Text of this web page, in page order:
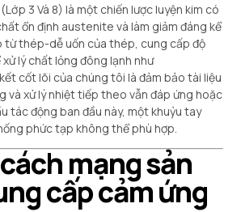
3 Và 8) là một chiến lược luyện kim có
ổn định austenite và làm giảm đáng kể
từ thép-dễ uốn của thép, cung cấp độ
lý chất lỏng đông lạnh như
kết cốt lõi của chúng tôi là đảm bảo tài liệu
và xử lý nhiệt tiếp theo vẫn đáp ứng hoặc
tác động ban đầu này, một khuỷu tay
phức tạp không thể phù hợp.
mạng sản
cấp cảm ứng